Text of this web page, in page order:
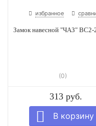
избранное
Замок навесной "ЧАЗ" ВС2-
(0)
313 руб.